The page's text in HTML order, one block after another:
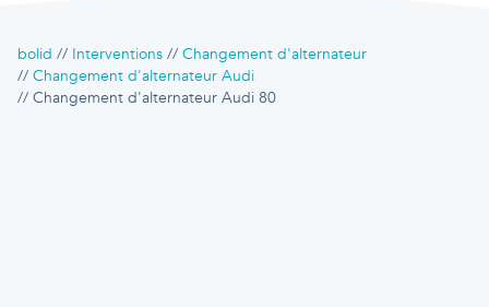
bolid Interventions
Changement d'alternateur
Changement d'alternateur Audi
Changement d'alternateur Audi 80